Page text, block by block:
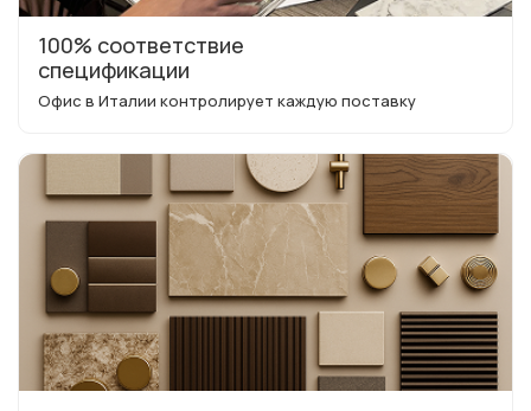
100% соответствие
спецификации
Офис в Италии контролирует каждую поставку